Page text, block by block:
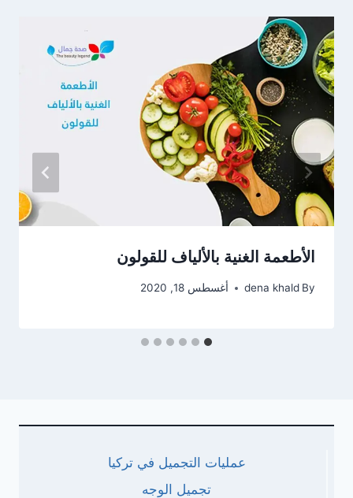
الأطعمة الغنية بالألياف للقولون
By
dena khald أغسطس 18, 2020
عمليات التجميل في تركيا
تجميل الوجه